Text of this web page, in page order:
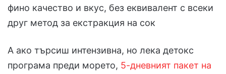
фино качество и вкус, без еквивалент с всеки
друг метод за екстракция на сок
А ако търсиш интензивна, но лека детокс
програма преди морето, 5-дневният пакет на